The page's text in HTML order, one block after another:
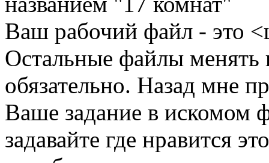
Ваш рабочий файл - это
Остальные файлы менять
обязательно. Назад мне
Ваше задание в искомом
задавайте где нравится